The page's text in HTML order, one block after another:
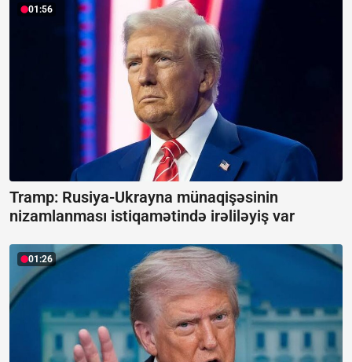
01:56
Tramp: Rusiya-Ukrayna münaqişəsinin
nizamlanması istiqamətində irəliləyiş var
01:26